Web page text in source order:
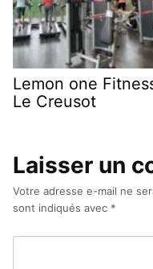
Lemon one
Le Creusot
Laisser un
Votre adresse e-mail ne
sont indiqués avec *